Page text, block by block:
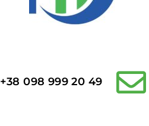
+38 098 999 20 49